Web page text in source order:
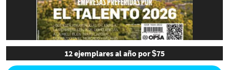
12 ejemplares al año por $75